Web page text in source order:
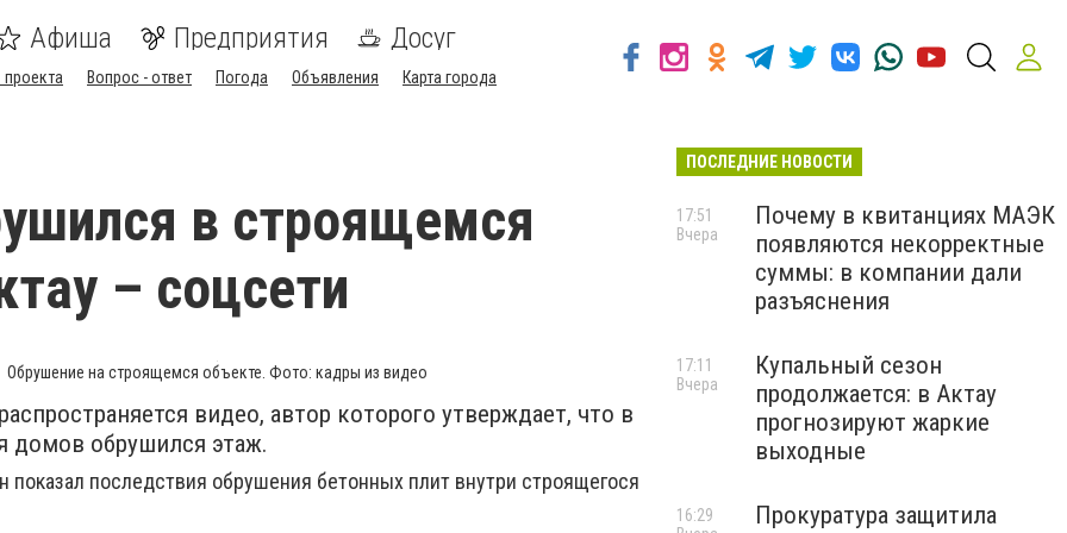
Афиша Предприятия Досуг
Вопрос - ответ Погода Объявления Карта города
в строящемся
– соцсети
Обрушение на строящемся объекте. Фото: кадры из видео
видео, автор которого утверждает, что в
домов обрушился этаж.
показал последствия обрушения бетонных плит внутри строящегося
ПОСЛЕДНИЕ НОВОСТИ
Почему в квитанциях МАЭК
появляются некорректные
суммы: в компании дали
разъяснения
17:51
Вчера
Купальный сезон
продолжается: в Актау
прогнозируют жаркие
выходные
17:11
Вчера
Прокуратура защитила
16:29